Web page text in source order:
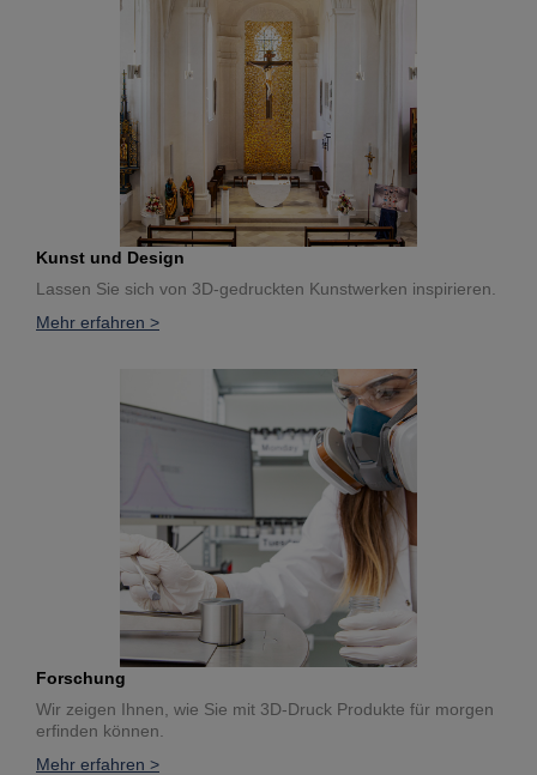
Kunst und Design
Lassen Sie sich von 3D-gedruckten Kunstwerken inspirieren.
Mehr erfahren >
Forschung
Wir zeigen Ihnen, wie Sie mit 3D-Druck Produkte für morgen
erfinden können.
Mehr erfahren >